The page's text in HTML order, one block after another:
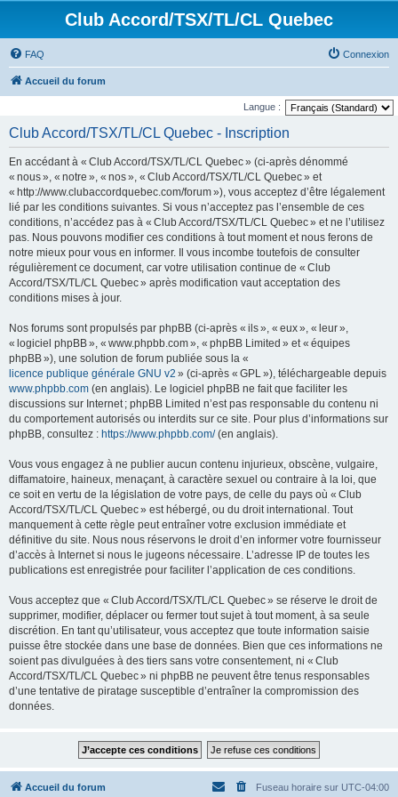
Club Accord/TSX/TL/CL Quebec
FAQ Connexion
Accueil du forum
Langue :
Club Accord/TSX/TL/CL Quebec - Inscription
En accédant à « Club Accord/TSX/TL/CL Quebec » (ci-après dénommé
« nous », « notre », « nos », « Club Accord/TSX/TL/CL Quebec » et
« http://www.clubaccordquebec.com/forum »), vous acceptez d’être légalement
lié par les conditions suivantes. Si vous n’acceptez pas l’ensemble de ces
conditions, n’accédez pas à « Club Accord/TSX/TL/CL Quebec » et ne l’utilisez
pas. Nous pouvons modifier ces conditions à tout moment et nous ferons de
notre mieux pour vous en informer. Il vous incombe toutefois de consulter
régulièrement ce document, car votre utilisation continue de « Club
Accord/TSX/TL/CL Quebec » après modification vaut acceptation des
conditions mises à jour.
Nos forums sont propulsés par phpBB (ci-après « ils », « eux », « leur »,
« logiciel phpBB », « www.phpbb.com », « phpBB Limited » et « équipes
phpBB »), une solution de forum publiée sous la «
licence publique générale GNU v2 » (ci-après « GPL »), téléchargeable depuis
www.phpbb.com (en anglais). Le logiciel phpBB ne fait que faciliter les
discussions sur Internet ; phpBB Limited n’est pas responsable du contenu ni
du comportement autorisés ou interdits sur ce site. Pour plus d’informations sur
phpBB, consultez : https://www.phpbb.com/(en anglais).
Vous vous engagez à ne publier aucun contenu injurieux, obscène, vulgaire,
diffamatoire, haineux, menaçant, à caractère sexuel ou contraire à la loi, que
ce soit en vertu de la législation de votre pays, de celle du pays où « Club
Accord/TSX/TL/CL Quebec » est hébergé, ou du droit international. Tout
manquement à cette règle peut entraîner votre exclusion immédiate et
définitive du site. Nous nous réservons le droit d’en informer votre fournisseur
d’accès à Internet si nous le jugeons nécessaire. L’adresse IP de toutes les
publications est enregistrée pour faciliter l’application de ces conditions.
Vous acceptez que « Club Accord/TSX/TL/CL Quebec » se réserve le droit de
supprimer, modifier, déplacer ou fermer tout sujet à tout moment, à sa seule
discrétion. En tant qu’utilisateur, vous acceptez que toute information saisie
puisse être stockée dans une base de données. Bien que ces informations ne
soient pas divulguées à des tiers sans votre consentement, ni « Club
Accord/TSX/TL/CL Quebec » ni phpBB ne peuvent être tenus responsables
d’une tentative de piratage susceptible d’entraîner la compromission des
données.
Accueil du forum Fuseau horaire sur UTC-04:00